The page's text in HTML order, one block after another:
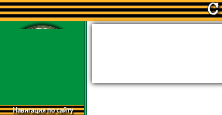
Навигация по сайту